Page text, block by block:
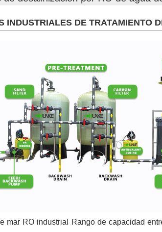
INDUSTRIALES DE TRATAMIENTO
mar RO industrial Rango de capacidad